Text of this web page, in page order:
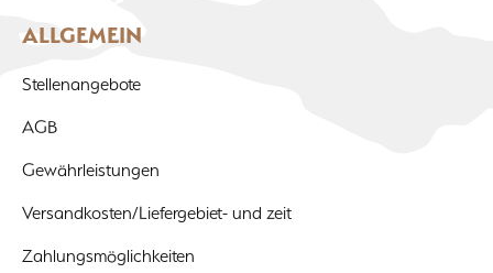
ALLGEMEIN
Stellenangebote
AGB
Gewährleistungen
Versandkosten/Liefergebiet- und zeit
Zahlungsmöglichkeiten